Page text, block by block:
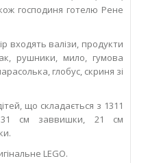
господиня готелю Рене
входять валізи, продукти
рушники, мило, гумова
глобус, скриня зі
що складається з 1311
31 см заввишки, 21 см
LEGO.